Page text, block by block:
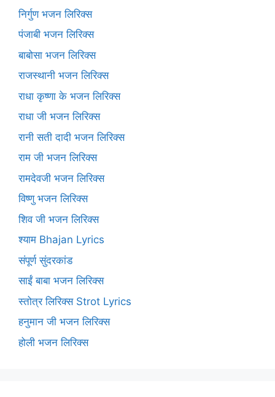
निर्गुण भजन लिरिक्स
पंजाबी भजन लिरिक्स
बाबोसा भजन लिरिक्स
राजस्थानी भजन लिरिक्स
राधा कृष्णा के भजन लिरिक्स
राधा जी भजन लिरिक्स
रानी सती दादी भजन लिरिक्स
राम जी भजन लिरिक्स
रामदेवजी भजन लिरिक्स
विष्णु भजन लिरिक्स
शिव जी भजन लिरिक्स
श्याम Bhajan Lyrics
संपूर्ण सुंदरकांड
साईं बाबा भजन लिरिक्स
स्तोत्र लिरिक्स Strot Lyrics
हनुमान जी भजन लिरिक्स
होली भजन लिरिक्स